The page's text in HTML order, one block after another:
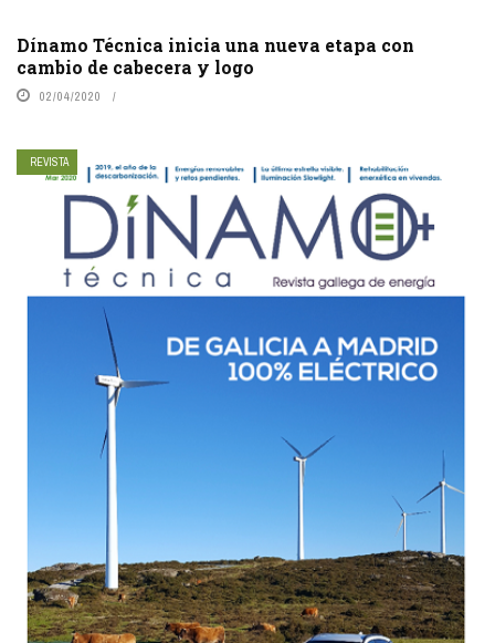
Dínamo Técnica inicia una nueva etapa con
cambio de cabecera y logo
02/04/2020
REVISTA